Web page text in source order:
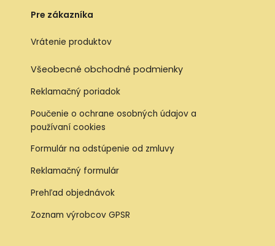
Pre zákazníka
Vrátenie produktov
Všeobecné obchodné podmienky
Reklamačný poriadok
Poučenie o ochrane osobných údajov a
používaní cookies
Formulár na odstúpenie od zmluvy
Reklamačný formulár
Prehľad objednávok
Zoznam výrobcov GPSR